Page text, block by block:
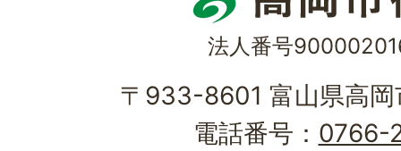
法人番号
〒933-8601 富山県高
電話番号： 0766-